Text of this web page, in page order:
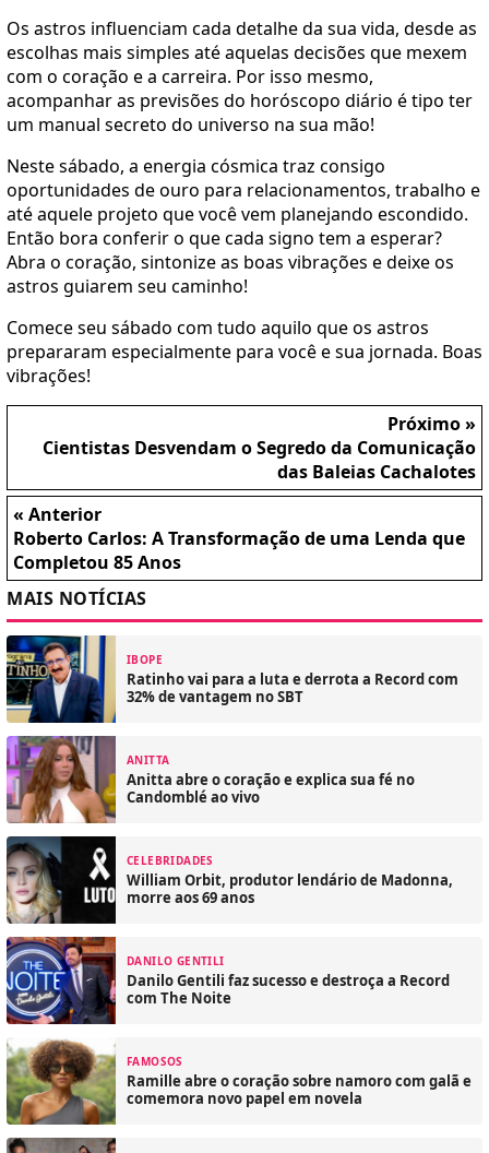
Os astros influenciam cada detalhe da sua vida, desde as
escolhas mais simples até aquelas decisões que mexem
com o coração e a carreira. Por isso mesmo,
acompanhar as previsões do horóscopo diário é tipo ter
um manual secreto do universo na sua mão!
Neste sábado, a energia cósmica traz consigo
oportunidades de ouro para relacionamentos, trabalho e
até aquele projeto que você vem planejando escondido.
Então bora conferir o que cada signo tem a esperar?
Abra o coração, sintonize as boas vibrações e deixe os
astros guiarem seu caminho!
Comece seu sábado com tudo aquilo que os astros
prepararam especialmente para você e sua jornada. Boas
vibrações!
Próximo »
Cientistas Desvendam o Segredo da Comunicação
das Baleias Cachalotes
« Anterior
Roberto Carlos: A Transformação de uma Lenda que
Completou 85 Anos
MAIS NOTÍCIAS
IBOPE
Ratinho vai para a luta e derrota a Record com
32% de vantagem no SBT
ANITTA
Anitta abre o coração e explica sua fé no
Candomblé ao vivo
CELEBRIDADES
William Orbit, produtor lendário de Madonna,
morre aos 69 anos
DANILO GENTILI
Danilo Gentili faz sucesso e destroça a Record
com The Noite
FAMOSOS
Ramille abre o coração sobre namoro com galã e
comemora novo papel em novela